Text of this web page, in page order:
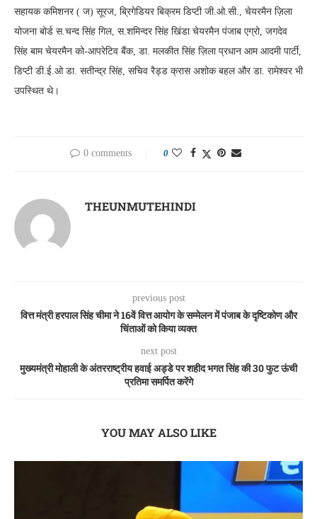
सहायक कमिशनर ( ज) सूरज, ब्रिगेडियर बिक्रम डिप्टी जी.ओ.सी., चेयरमैन ज़िला
योजना बोर्ड स.चन्द सिंह गिल, स.शमिन्दर सिंह खिंडा चेयरमैन पंजाब एग्रो, जगदेव
सिंह बाम चेयरमैन को-आपरेटिव बैंक, डा. मलकीत सिंह ज़िला प्रधान आम आदमी पार्टी,
डिप्टी डी.ई.ओ डा. सतीन्द्र सिंह, सचिव रैड्ड क्रास अशोक बहल और डा. रामेश्वर भी
उपस्थित थे।
0 comments 0
THEUNMUTEHINDI
previous post
वित्त मंत्री हरपाल सिंह चीमा ने 16वें वित्त आयोग के सम्मेलन में पंजाब के दृष्टिकोण और
चिंताओं को किया व्यक्त
next post
मुख्यमंत्री मोहाली के अंतरराष्ट्रीय हवाई अड्डे पर शहीद भगत सिंह की 30 फुट ऊंची
प्रतिमा समर्पित करेंगे
YOU MAY ALSO LIKE